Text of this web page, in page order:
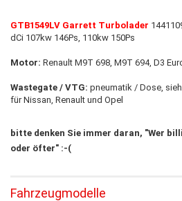
GTB1549LV Garrett Turbolader
dCi 107kw 146Ps, 110kw 150Ps
Motor: Renault M9T 698, M9T 694, D3
Wastegate / VTG: pneumatik / Dose,
für Nissan, Renault und Opel
bitte denken Sie immer daran, "Wer
oder öfter" :-(
Fahrzeugmodelle